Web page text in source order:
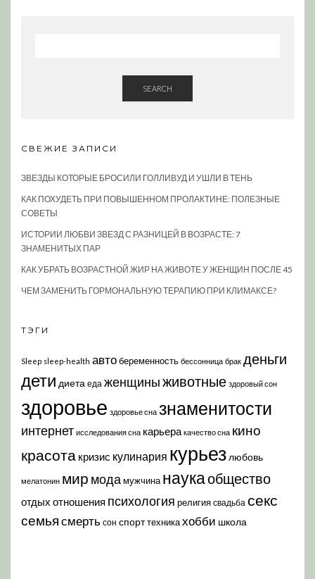
SEARCH
СВЕЖИЕ ЗАПИСИ
ЗВЕЗДЫ КОТОРЫЕ БРОСИЛИ ГОЛЛИВУД И УШЛИ В ТЕНЬ
КАК ПОХУДЕТЬ ПРИ ПОВЫШЕННОМ ПРОЛАКТИНЕ: ПОЛЕЗНЫЕ
СОВЕТЫ
ИСТОРИИ ЛЮБВИ ЗВЕЗД С РАЗНИЦЕЙ В ВОЗРАСТЕ: 7
ЗНАМЕНИТЫХ ПАР
КАК УБРАТЬ ВОЗРАСТНОЙ ЖИР НА ЖИВОТЕ У ЖЕНЩИН ПОСЛЕ 45
ЧЕМ ЗАМЕНИТЬ ГОРМОНАЛЬНУЮ ТЕРАПИЮ ПРИ КЛИМАКСЕ?
ТЭГИ
Sleep sleep-health автобеременность бессонница брак деньги
дети диета еда женщиныживотные здоровый сон
здоровье здоровье сна знаменитости
интернет исследования сна карьера качество сна кино
красота кризис кулинария курьез любовь
мелатонин мир модамужчина наукаобщество
отдых отношения психология религия свадьба секс
семья смерть сон спорттехникахобби школа